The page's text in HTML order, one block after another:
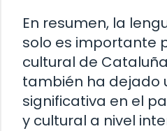
En resumen, la
solo es importante
cultural de
también ha dejado
significativa en el
y cultural a nivel